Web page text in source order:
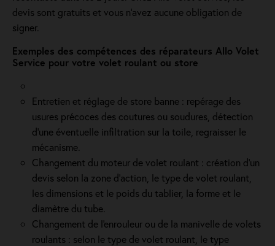
devis sont gratuits et vous n'avez aucune obligation de
signer.
Exemples des compétences des réparateurs Allo Volet
Service pour votre volet roulant ou store
Entretien et réglage de store banne : repérage des
usures précoces des coutures ou soudures, détection
d'une éventuelle infiltration sur la toile, regraisser le
mécanisme.
Changement du moteur de volet roulant : création d'un
devis selon la zone d’action, le type de volet roulant,
les dimensions et le poids du tablier, la forme et le
diamètre du tube.
Changement de l'enrouleur ou de la manivelle de volets
roulants : selon le type de volet roulant, le type